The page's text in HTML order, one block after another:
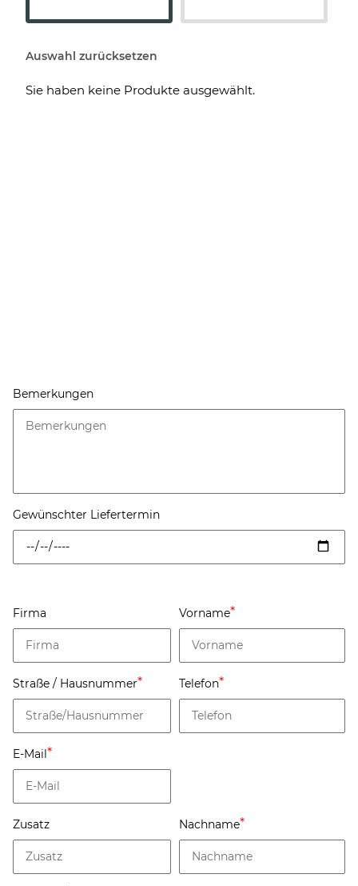
Auswahl zurücksetzen
Sie haben keine Produkte ausgewählt.
Bemerkungen
Gewünschter Liefertermin
Firma Vorname
Straße / Hausnummer Telefon
E-Mail
Zusatz Nachname